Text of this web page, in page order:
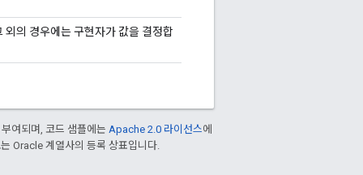
의 경우에는 구현자가 값을 결정합
여되며, 코드 샘플에는 Apache 2.0 라이선스에
Oracle 계열사의 등록 상표입니다.